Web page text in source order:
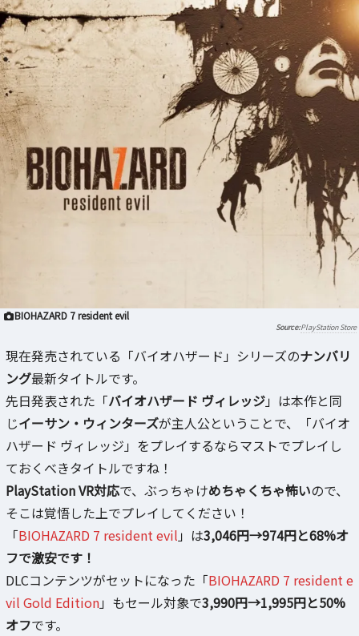
BIOHAZARD 7 resident evil
PlayStation Store
現在発売されている「バイオハザード」シリーズのナンバリ
ング最新タイトルです。
先日発表された「バイオハザード ヴィレッジ」は本作と同
じイーサン・ウィンターズが主人公ということで、「バイオ
ハザード ヴィレッジ」をプレイするならマストでプレイし
ておくべきタイトルですね！
PlayStation VR対応で、ぶっちゃけめちゃくちゃ怖いので、
そこは覚悟した上でプレイしてください！
「BIOHAZARD 7 resident evil 」は3,046円→974円と68%オ
フで激安です！
DLCコンテンツがセットになった「BIOHAZARD 7 resident e
vil Gold Edition」もセール対象で3,990円→1,995円と50%
オフです。